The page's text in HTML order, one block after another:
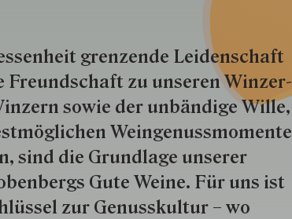
gren­zende Lei­den­schaft
Freund­schaft zu unseren Win­zer­
so­wie der un­bän­dige Wille,
Wein­genuss­momente
sind die Grund­lage unserer
Gute Weine. Für uns ist
zur Genuss­kultur – wo